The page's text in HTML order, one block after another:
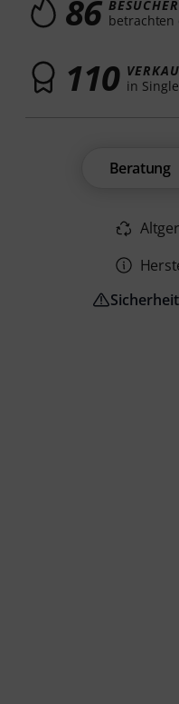
86 BESUCHER
betrachten
110 in
Beratung